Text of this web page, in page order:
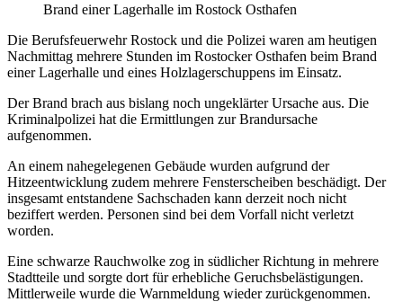
Brand einer Lagerhalle im Rostock Osthafen
Die Berufsfeuerwehr Rostock und die Polizei waren am heutigen
Nachmittag mehrere Stunden im Rostocker Osthafen beim Brand
einer Lagerhalle und eines Holzlagerschuppens im Einsatz.
Der Brand brach aus bislang noch ungeklärter Ursache aus. Die
Kriminalpolizei hat die Ermittlungen zur Brandursache
aufgenommen.
An einem nahegelegenen Gebäude wurden aufgrund der
Hitzeentwicklung zudem mehrere Fensterscheiben beschädigt. Der
insgesamt entstandene Sachschaden kann derzeit noch nicht
beziffert werden. Personen sind bei dem Vorfall nicht verletzt
worden.
Eine schwarze Rauchwolke zog in südlicher Richtung in mehrere
Stadtteile und sorgte dort für erhebliche Geruchsbelästigungen.
Mittlerweile wurde die Warnmeldung wieder zurückgenommen.